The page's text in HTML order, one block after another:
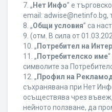
7. „ Нет Инфо” е
еmail: adwise@netinfo.bg,
8. „Общи условия” са
9. (отм. В сила от
10. „ Потребител на
11. „ Потребителско име
символите за
12. „ Профил на
съхранявана при Нет
осъществява чрез
нейното ползване, да